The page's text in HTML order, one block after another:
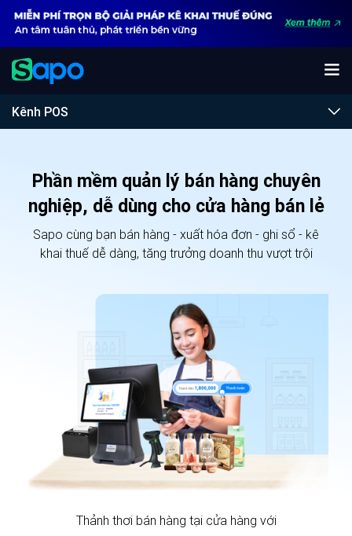
Kênh POS
Phần mềm quản lý bán hàng chuyên
nghiệp, dễ dùng cho cửa hàng bán lẻ
Sapo cùng bạn bán hàng - xuất hóa đơn - ghi sổ - kê
khai thuế dễ dàng, tăng trưởng doanh thu vượt trội
Thảnh thơi bán hàng tại cửa hàng với